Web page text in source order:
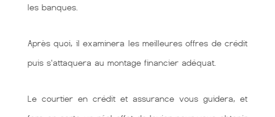
les banques.
Après quoi, il examinera les meilleures offres de crédit
puis s'attaquera au montage financier adéquat.
Le courtier en crédit et assurance vous guidera, et